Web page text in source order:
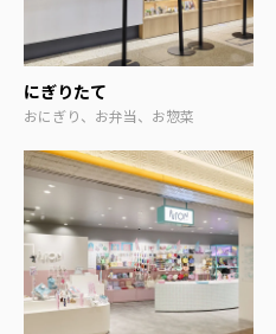
にぎりたて
おにぎり、お弁当、お惣菜